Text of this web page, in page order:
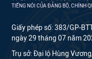
TIẾNG NÓI CỦA ĐẢNG BỘ, CHÍNH
Giấy phép số: 383/GP-
ngày 29 tháng 07 năm
Trụ sở: Đại lộ Hùng